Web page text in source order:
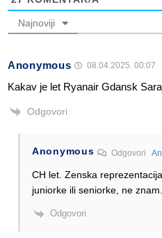
Najnoviji
Anonymous 08.04.2025. 00:07
Kakav je let Ryanair Gdansk
Odgovori
Anonymous Odgovori
CH let. Zenska
juniorke ili seniorke, ne znam.
Odgovori